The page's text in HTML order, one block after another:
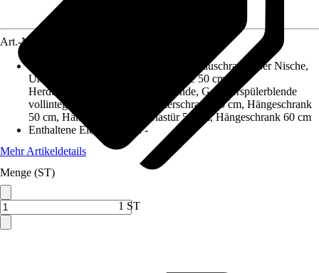
Verkauf durch:HORNBACH
Art.-Nr.
Kühlumbauschrank 88er Nische,
Unterschrank mit Tür und Schublade 50 cm,
Herdumbauschrank mit fester Blende, Geschirrspülerblende
vollintegriert 60 cm, Spülenunterschrank 50 cm, Hängeschrank
50 cm, Hängeschrank mit Glastür 50 cm, Hängeschrank 60 cm
Enthaltene Elektrogeräte
:-
Mehr Artikeldetails
Menge (ST)
1 ST